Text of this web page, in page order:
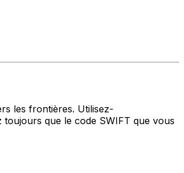
les frontières. Utilisez-
toujours que le code SWIFT que vous